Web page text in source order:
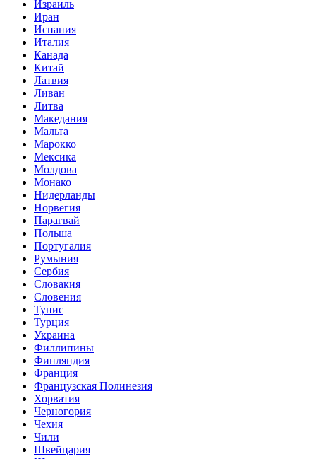
Израиль
Иран
Испания
Италия
Канада
Китай
Латвия
Ливан
Литва
Македания
Мальта
Марокко
Мексика
Молдова
Монако
Нидерланды
Норвегия
Парагвай
Польша
Португалия
Румыния
Сербия
Словакия
Словения
Тунис
Турция
Украина
Филлипины
Финляндия
Франция
Французская Полинезия
Хорватия
Черногория
Чехия
Чили
Швейцария